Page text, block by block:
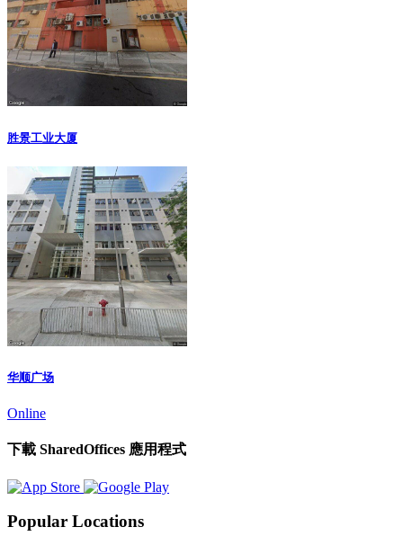
胜景工业大厦
华顺广场
Online
下載 SharedOffices 應用程式
Popular Locations